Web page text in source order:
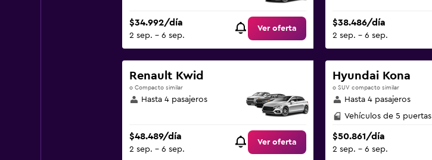
$34.992/día
2 sep. - 6 sep.
Ver oferta
$38.486/día
2 sep. - 6 sep.
Renault Kwid
o Compacto similar
Hasta 4 pasajeros
$48.489/día
2 sep. - 6 sep.
Ver oferta
Hyundai Kona
o SUV compacto similar
Hasta 4 pasajeros
Vehículos de 5 puertas
$50.861/día
2 sep. - 6 sep.